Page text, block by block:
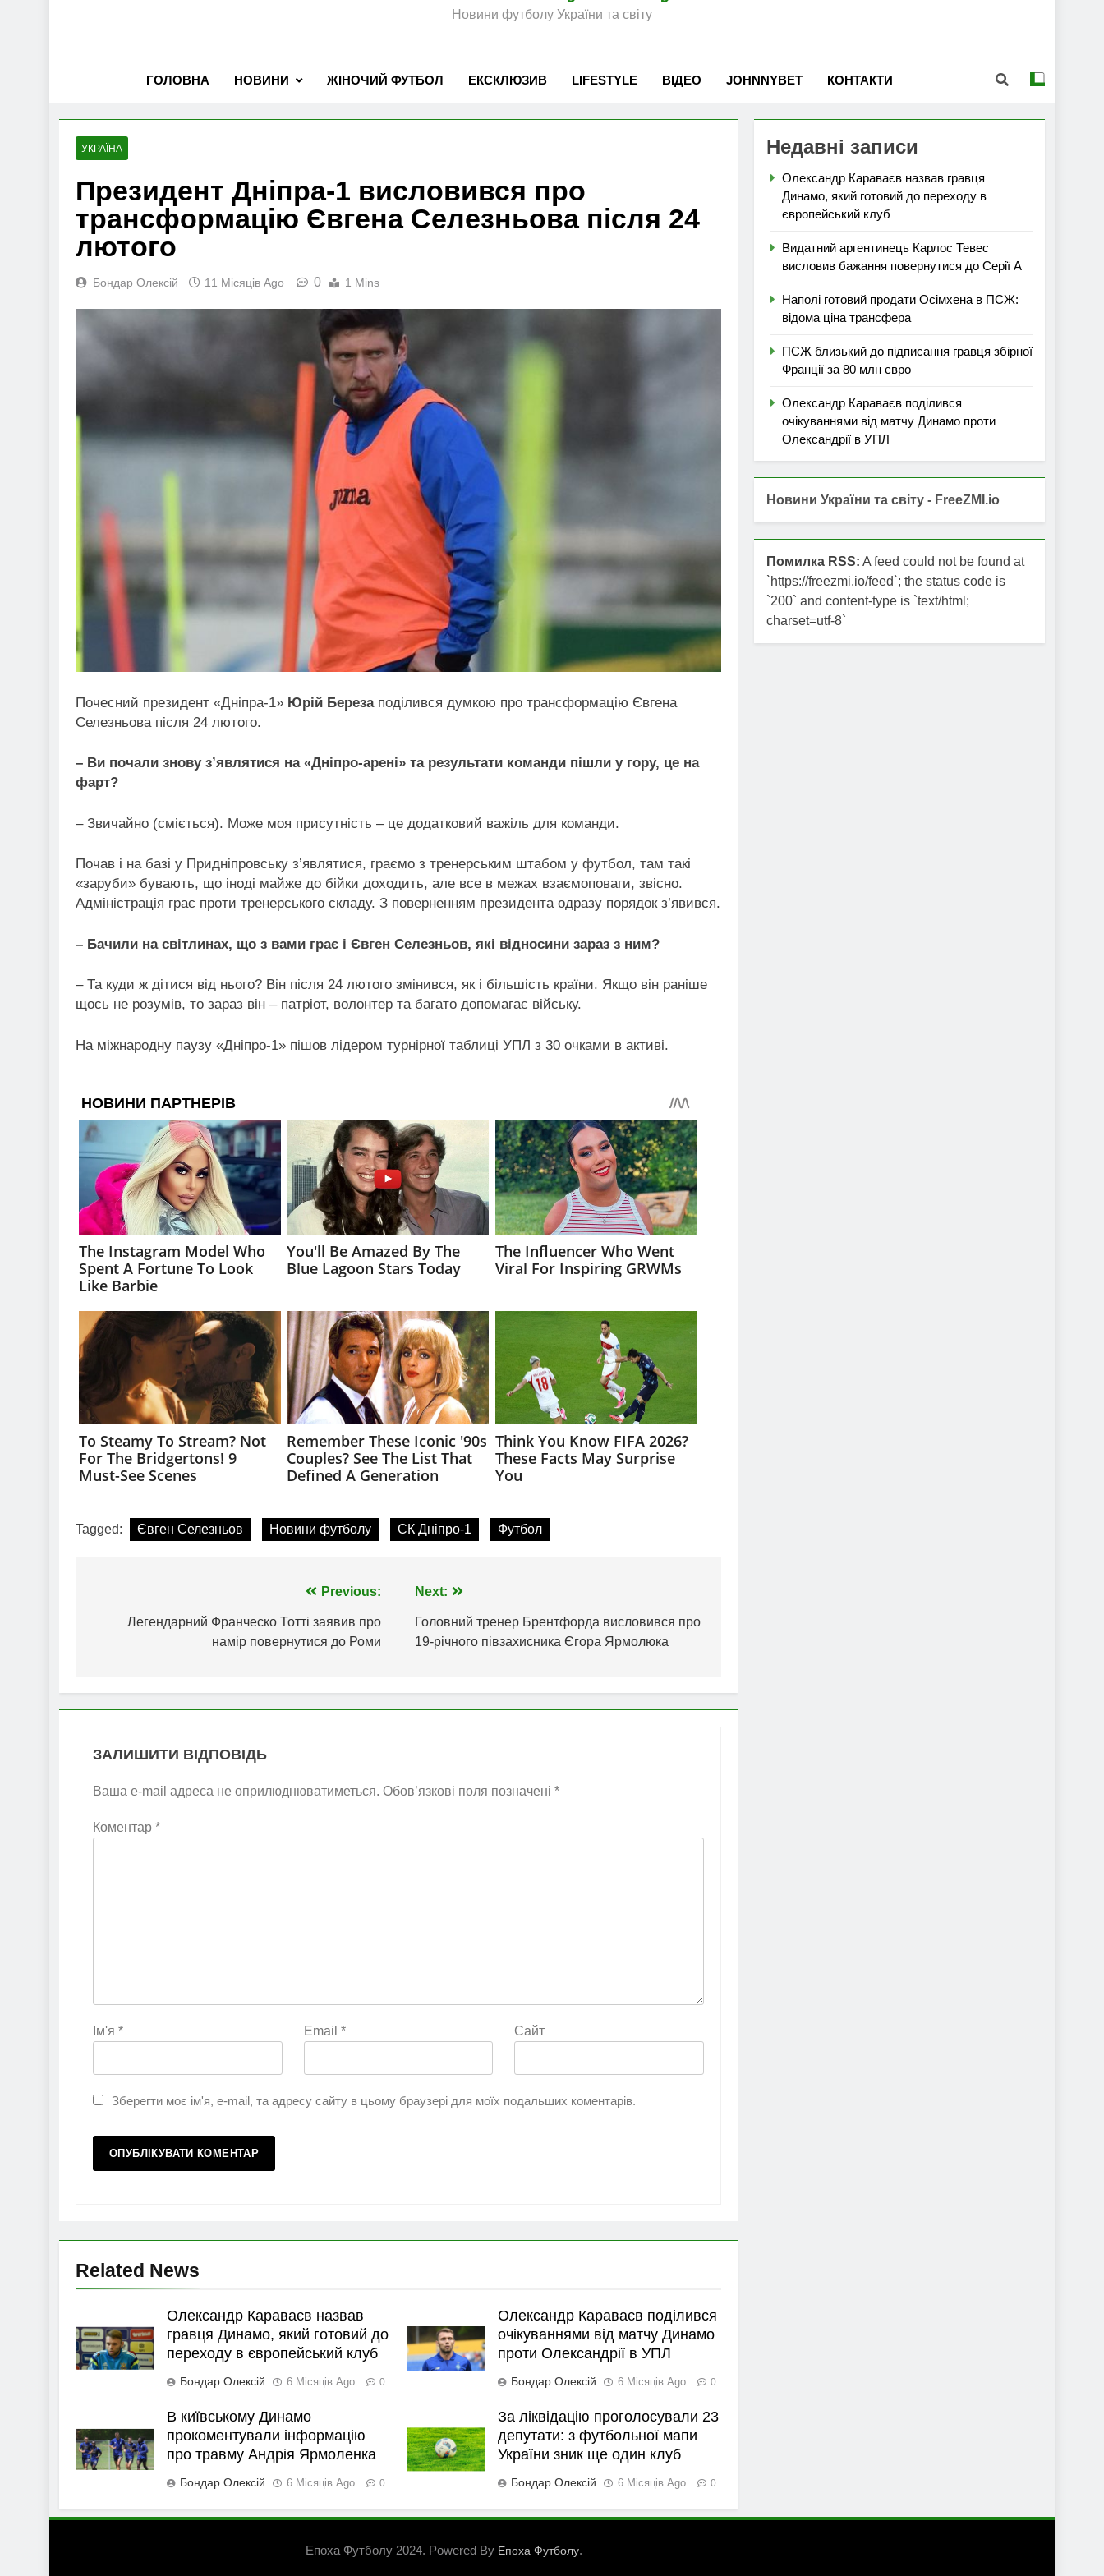
Новини футболу України та світу
ГОЛОВНА НОВИНИ ЖІНОЧИЙ ФУТБОЛ ЕКСКЛЮЗИВ LIFESTYLE ВІДЕО JOHNNYBET КОНТАКТИ
УКРАЇНА
Президент Дніпра-1 висловився про
трансформацію Євгена Селезньова після 24
лютого
Бондар Олексій 11 Місяців Ago 0 1 Mins
Почесний президент «Дніпра-1» Юрій Березаподілився думкою про трансформацію Євгена
Селезньова після 24 лютого.
– Ви почали знову з’являтися на «Дніпро-арені» та результати команди пішли у гору, це на
фарт?
– Звичайно (сміється). Може моя присутність – це додатковий важіль для команди.
Почав і на базі у Придніпровську з’являтися, граємо з тренерським штабом у футбол, там такі
«заруби» бувають, що іноді майже до бійки доходить, але все в межах взаємоповаги, звісно.
Адміністрація грає проти тренерського складу. З поверненням президента одразу порядок з’явився.
– Бачили на світлинах, що з вами грає і Євген Селезньов, які відносини зараз з ним?
– Та куди ж дітися від нього? Він після 24 лютого змінився, як і більшість країни. Якщо він раніше
щось не розумів, то зараз він – патріот, волонтер та багато допомагає війську.
На міжнародну паузу «Дніпро-1» пішов лідером турнірної таблиці УПЛ з 30 очками в активі.
Tagged: Євген Селезньов Новини футболу СК Дніпро-1 Футбол
записів
Previous:
Легендарний Франческо Тотті заявив про
намір повернутися до Роми
Next:
Головний тренер Брентфорда висловився про
19-річного півзахисника Єгора Ярмолюка
ЗАЛИШИТИ ВІДПОВІДЬ
Ваша e-mail адреса не оприлюднюватиметься. Обов’язкові поля позначені *
Коментар *
Ім'я * Email * Сайт
Зберегти моє ім'я, e-mail, та адресу сайту в цьому браузері для моїх подальших коментарів.
Related News
Олександр Караваєв назвав
гравця Динамо, який готовий до
переходу в європейський клуб
Бондар Олексій 6 Місяців Ago 0
Олександр Караваєв поділився
очікуваннями від матчу Динамо
проти Олександрії в УПЛ
Бондар Олексій 6 Місяців Ago 0
В київському Динамо
прокоментували інформацію
про травму Андрія Ярмоленка
Бондар Олексій 6 Місяців Ago 0
За ліквідацію проголосували 23
депутати: з футбольної мапи
України зник ще один клуб
Бондар Олексій 6 Місяців Ago 0
Недавні записи
Олександр Караваєв назвав гравця
Динамо, який готовий до переходу в
європейський клуб
Видатний аргентинець Карлос Тевес
висловив бажання повернутися до Серії А
Наполі готовий продати Осімхена в ПСЖ:
відома ціна трансфера
ПСЖ близький до підписання гравця збірної
Франції за 80 млн євро
Олександр Караваєв поділився
очікуваннями від матчу Динамо проти
Олександрії в УПЛ
Новини України та світу - FreeZMI.io
Помилка RSS: A feed could not be found at
`https://freezmi.io/feed`; the status code is
`200` and content-type is `text/html;
charset=utf-8`
Епоха Футболу 2024. Powered By Епоха Футболу.